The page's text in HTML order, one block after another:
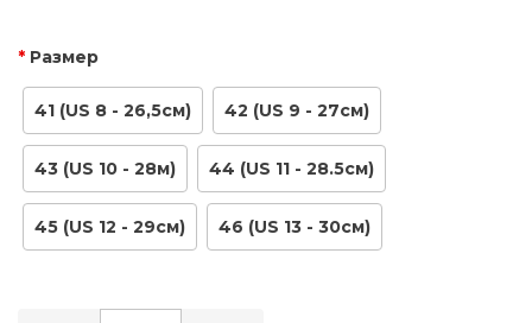
Размер
41 (US 8 - 26,5см) 42 (US 9 - 27см)
43 (US 10 - 28м) 44 (US 11 - 28.5см)
45 (US 12 - 29см) 46 (US 13 - 30см)